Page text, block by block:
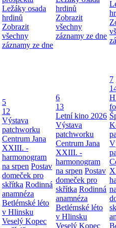
Ležáky osada
hrdinů
Zobrazit
všechny
záznamy ze dne
hrdinů
Zobrazit
všechny
záznamy ze dne
5
12
Výstava
patchworku
Centrum Jana
XXIII. -
harmonogram
na srpen Postav
domeček pro
skřítka Rodinná
anamnéza
Betlémské léto
v Hlinsku
Veselý Kopec
6
13
Letní kino 2026
Výstava
patchworku
Centrum Jana
XXIII. -
harmonogram
na srpen Postav
domeček pro
skřítka Rodinná
anamnéza
Betlémské léto
v Hlinsku
Veselý Kopec
7